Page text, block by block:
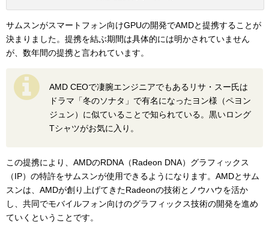
サムスンがスマートフォン向けGPUの開発でAMDと提携することが
決まりました。提携を結ぶ期間は具体的には明かされていません
が、数年間の提携と言われています。
AMD CEOで凄腕エンジニアでもあるリサ・スー氏は
ドラマ「冬のソナタ」で有名になったヨン様（ペヨン
ジュン）に似ていることで知られている。黒いロング
Tシャツがお気に入り。
この提携により、AMDのRDNA（Radeon DNA）グラフィックス
（IP）の特許をサムスンが使用できるようになります。AMDとサム
スンは、AMDが創り上げてきたRadeonの技術とノウハウを活か
し、共同でモバイルフォン向けのグラフィックス技術の開発を進め
ていくということです。